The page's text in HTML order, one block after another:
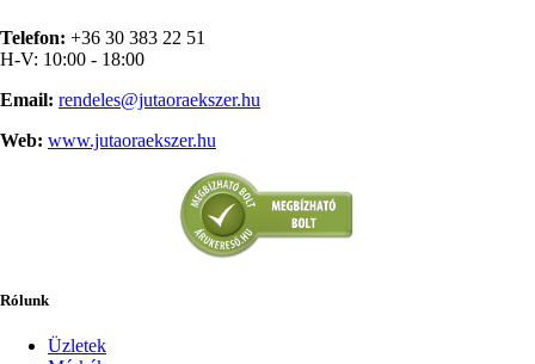
Telefon: +36 30 383 22 51
H-V: 10:00 - 18:00
Email: rendeles@jutaoraekszer.hu
Web: www.jutaoraekszer.hu
Rólunk
Üzletek